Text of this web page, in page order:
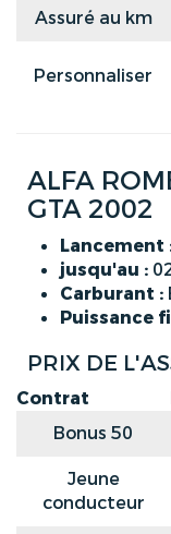
Assuré au km
Personnaliser
ALFA
GTA 2002
Lancement
jusqu'au :
Carburant :
Puissance
PRIX DE
Contrat
Bonus 50
Jeune
conducteur